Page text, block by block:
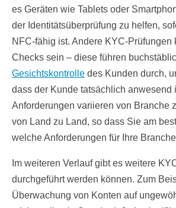
es Geräten wie Tablets oder
der Identitätsüberprüfung zu helfen,
NFC-fähig ist. Andere KYC-Prüfungen
Checks sein – diese führen
Gesichtskontrolle des Kunden durch,
dass der Kunde tatsächlich anwesend
Anforderungen variieren von Branche
von Land zu Land, so dass Sie am
welche Anforderungen für Ihre
Im weiteren Verlauf gibt es weitere
durchgeführt werden können. Zum
Überwachung von Konten auf